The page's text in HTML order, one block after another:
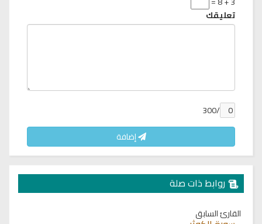
تعليقك
/300
إضافة
روابط ذات صلة
القارئ السابق